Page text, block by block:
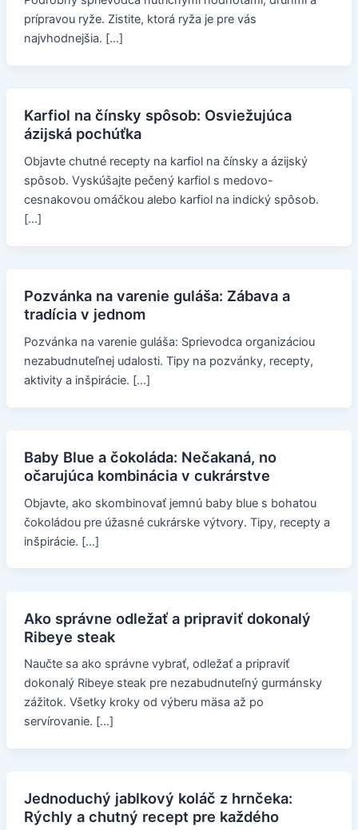
prípravou ryže. Zistite, ktorá ryža je pre vás
najvhodnejšia. […]
Karfiol na čínsky spôsob: Osviežujúca
ázijská pochúťka
Objavte chutné recepty na karfiol na čínsky a ázijský
spôsob. Vyskúšajte pečený karfiol s medovo-
cesnakovou omáčkou alebo karfiol na indický spôsob.
[…]
Pozvánka na varenie guláša: Zábava a
tradícia v jednom
Pozvánka na varenie guláša: Sprievodca organizáciou
nezabudnuteľnej udalosti. Tipy na pozvánky, recepty,
aktivity a inšpirácie. […]
Baby Blue a čokoláda: Nečakaná, no
očarujúca kombinácia v cukrárstve
Objavte, ako skombinovať jemnú baby blue s bohatou
čokoládou pre úžasné cukrárske výtvory. Tipy, recepty a
inšpirácie. […]
Ako správne odležať a pripraviť dokonalý
Ribeye steak
Naučte sa ako správne vybrať, odležať a pripraviť
dokonalý Ribeye steak pre nezabudnuteľný gurmánsky
zážitok. Všetky kroky od výberu mäsa až po
servírovanie. […]
Jednoduchý jablkový koláč z hrnčeka:
Rýchly a chutný recept pre každého